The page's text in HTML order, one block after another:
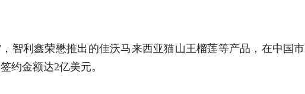
利鑫荣懋推出的佳沃马来西亚猫山王榴莲等产品，在中国市
约金额达2亿美元。